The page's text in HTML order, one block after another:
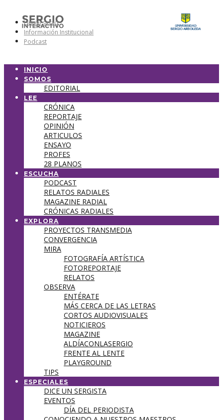
Universidad
Información Institucional
Podcast
INICIO
SOMOS
EDITORIAL
LEE
CRÓNICA
REPORTAJE
OPINIÓN
ARTICULOS
ENSAYO
PROFES
28 PLANOS
ESCUCHA
PODCAST
RELATOS RADIALES
MAGAZINE RADIAL
CRÓNICAS RADIALES
EXPLORA
PROYECTOS TRANSMEDIA
CONVERGENCIA
MIRA
FOTOGRAFÍA ARTÍSTICA
FOTOREPORTAJE
RELATOS
OBSERVA
ENTÉRATE
MÁS CERCA DE LAS LETRAS
CORTOS AUDIOVISUALES
NOTICIEROS
MAGAZINE
ALDÍACONLASERGIO
FRENTE AL LENTE
PLAYGROUND
TIPS
ESPECIALES
DICE UN SERGISTA
EVENTOS
DÍA DEL PERIODISTA